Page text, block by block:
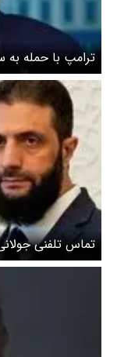
ترامپ با حمله
آمریکا درباره
تماس تلفنی